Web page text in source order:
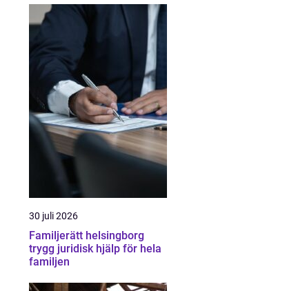
30 juli 2026
Familjerätt helsingborg
trygg juridisk hjälp för hela
familjen